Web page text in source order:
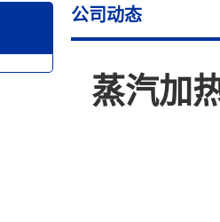
公司动态
蒸汽加